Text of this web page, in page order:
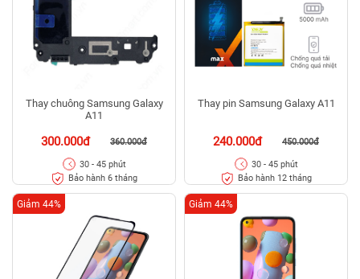
Thay chuông Samsung Galaxy
A11
300.000đ 360.000đ
30 - 45 phút
Bảo hành 6 tháng
Thay pin Samsung Galaxy A11
240.000đ 450.000đ
30 - 45 phút
Bảo hành 12 tháng
Giảm 44% Giảm 44%